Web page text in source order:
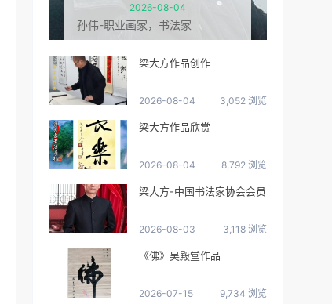
2026-08-04
孙伟-职业画家，书法家
梁大方作品创作
2026-08-04 3,052 浏览
梁大方作品欣赏
2026-08-04 8,792 浏览
梁大方-中国书法家协会会员
2026-08-03 3,118 浏览
《佛》吴殿堂作品
2026-07-15 9,734 浏览